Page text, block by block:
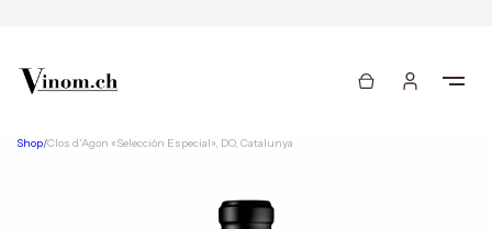
Shop/Clos d’Agon «Selección Especial», DO, Catalunya